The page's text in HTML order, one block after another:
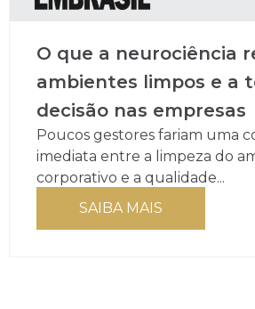
O que a neurociência
ambientes limpos e a
decisão nas empresas
Poucos gestores fariam uma
imediata entre a limpeza do
corporativo e a qualidade...
SAIBA MAIS